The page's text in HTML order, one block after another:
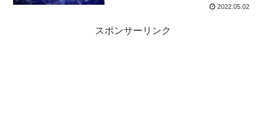
2022.05.02
スポンサーリンク